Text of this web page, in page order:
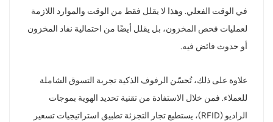
في الوقت الفعلي. وهذا لا يقلل فقط من الوقت والموارد اللازمة
لعمليات فحص المخزون، بل يقلل أيضًا من احتمالية نفاد المخزون
أو حدوث فائض فيه.
علاوة على ذلك، تُحسّن الرفوف الذكية تجربة التسوق الشاملة
للعملاء. فمن خلال الاستفادة من تقنية تحديد الهوية بموجات
الراديو (RFID)، يستطيع تجار التجزئة تطبيق استراتيجيات تسعير